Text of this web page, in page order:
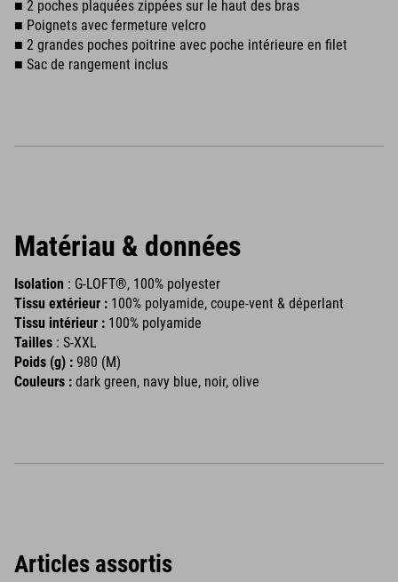
■ 2 poches plaquées zippées sur le haut des bras
■ Poignets avec fermeture velcro
■ 2 grandes poches poitrine avec poche intérieure en filet
■ Sac de rangement inclus
Matériau & données
Isolation : G-LOFT®, 100% polyester
Tissu extérieur : 100% polyamide, coupe-vent & déperlant
Tissu intérieur : 100% polyamide
Tailles : S-XXL
Poids (g) : 980 (M)
Couleurs : dark green, navy blue, noir, olive
Articles assortis